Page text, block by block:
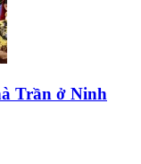
Trần ở Ninh